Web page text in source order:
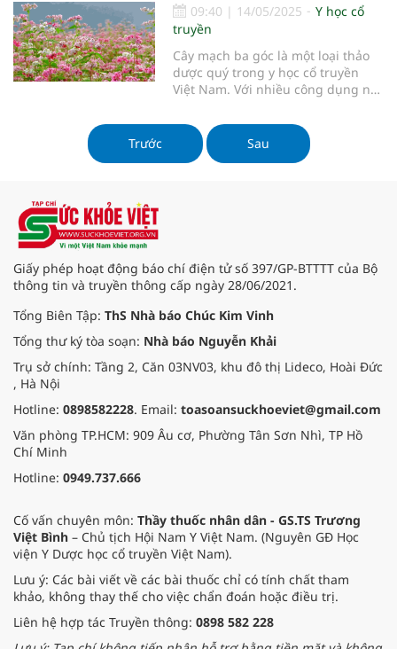
09:40 | 14/05/2025
Y học cổ
truyền
Cây mạch ba góc là một loại thảo
dược quý trong y học cổ truyền
Việt Nam. Với nhiều công dụng nổi
được sử dụng như một vị thuốc mà
còn là một nguyên liệu quý trong
việc chăm sóc sức khỏe. Bài viết
Trước Sau
Giấy phép hoạt động báo chí điện tử số 397/GP-BTTTT của Bộ
thông tin và truyền thông cấp ngày 28/06/2021.
Tổng Biên Tập: ThS Nhà báo Chúc Kim Vinh
Tổng thư ký tòa soạn: Nhà báo Nguyễn Khải
Trụ sở chính: Tầng 2, Căn 03NV03, khu đô thị Lideco, Hoài Đức
, Hà Nội
Hotline: 0898582228. Email: toasoansuckhoeviet@gmail.com
Văn phòng TP.HCM: 909 Âu cơ, Phường Tân Sơn Nhì, TP Hồ
Chí Minh
Hotline: 0949.737.666
Cố vấn chuyên môn: Thầy thuốc nhân dân - GS.TS Trương
Việt Bình – Chủ tịch Hội Nam Y Việt Nam. (Nguyên GĐ Học
viện Y Dược học cổ truyền Việt Nam).
Lưu ý: Các bài viết về các bài thuốc chỉ có tính chất tham
khảo, không thay thế cho việc chẩn đoán hoặc điều trị.
Liên hệ hợp tác Truyền thông: 0898 582 228